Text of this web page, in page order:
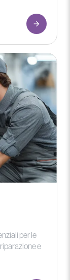
per le
e